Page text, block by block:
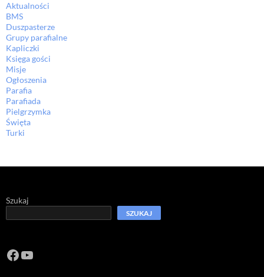
Aktualności
BMS
Duszpasterze
Grupy parafialne
Kapliczki
Księga gości
Misje
Ogłoszenia
Parafia
Parafiada
Pielgrzymka
Święta
Turki
Szukaj
SZUKAJ
Facebook
https://www.youtube.com/channel/